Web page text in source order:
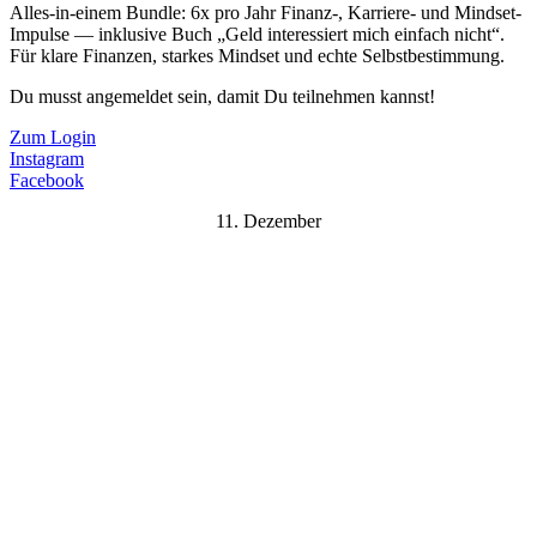
Alles-in-einem Bundle: 6x pro Jahr Finanz-, Karriere- und Mindset-
Impulse — inklusive Buch „Geld interessiert mich einfach nicht“.
Für klare Finanzen, starkes Mindset und echte Selbstbestimmung.
Du musst angemeldet sein, damit Du teilnehmen kannst!
Zum Login
Instagram
Facebook
11. Dezember